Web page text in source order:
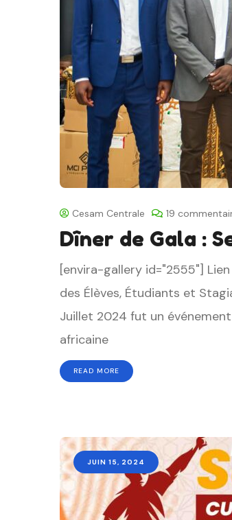
Cesam Centrale 19
Dîner de Gala :
[envira-gallery id="2555"]
des Élèves, Étudiants et
Juillet 2024 fut un
africaine
READ MORE
JUIN 15, 2024